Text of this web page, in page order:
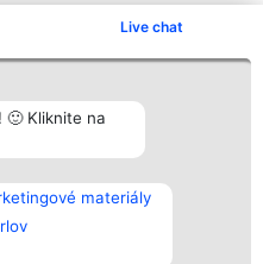
Live chat
🙂 Kliknite na
materiály
Kontakt
Kontakt